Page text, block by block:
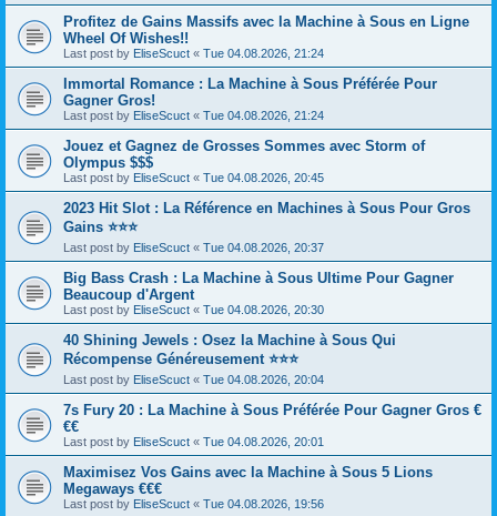
Profitez de Gains Massifs avec la Machine à Sous en Ligne
Wheel Of Wishes!!
Last post by EliseScuct « Tue 04.08.2026, 21:24
Immortal Romance : La Machine à Sous Préférée Pour
Gagner Gros!
Last post by EliseScuct « Tue 04.08.2026, 21:24
Jouez et Gagnez de Grosses Sommes avec Storm of
Olympus $$$
Last post by EliseScuct « Tue 04.08.2026, 20:45
2023 Hit Slot : La Référence en Machines à Sous Pour Gros
Gains ⭐⭐⭐
Last post by EliseScuct « Tue 04.08.2026, 20:37
Big Bass Crash : La Machine à Sous Ultime Pour Gagner
Beaucoup d'Argent
Last post by EliseScuct « Tue 04.08.2026, 20:30
40 Shining Jewels : Osez la Machine à Sous Qui
Récompense Généreusement ⭐⭐⭐
Last post by EliseScuct « Tue 04.08.2026, 20:04
7s Fury 20 : La Machine à Sous Préférée Pour Gagner Gros €
€€
Last post by EliseScuct « Tue 04.08.2026, 20:01
Maximisez Vos Gains avec la Machine à Sous 5 Lions
Megaways €€€
Last post by EliseScuct « Tue 04.08.2026, 19:56